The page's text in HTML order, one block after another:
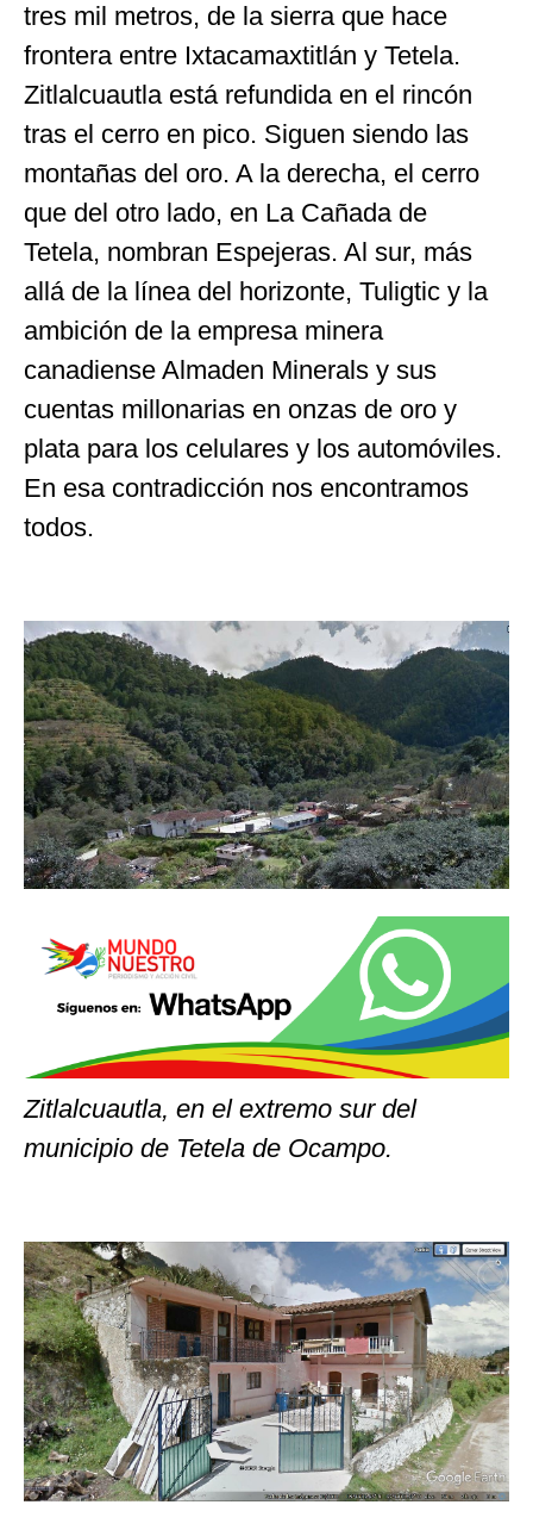
tres mil metros, de la sierra que hace
frontera entre Ixtacamaxtitlán y Tetela.
Zitlalcuautla está refundida en el rincón
tras el cerro en pico. Siguen siendo las
montañas del oro. A la derecha, el cerro
que del otro lado, en La Cañada de
Tetela, nombran Espejeras. Al sur, más
allá de la línea del horizonte, Tuligtic y la
ambición de la empresa minera
canadiense Almaden Minerals y sus
cuentas millonarias en onzas de oro y
plata para los celulares y los automóviles.
En esa contradicción nos encontramos
todos.
Zitlalcuautla, en el extremo sur del
municipio de Tetela de Ocampo.